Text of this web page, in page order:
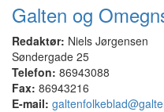
Galten og
Redaktør: Niels Jørgensen
Søndergade 25
Telefon: 86943088
Fax: 86943216
E-mail: